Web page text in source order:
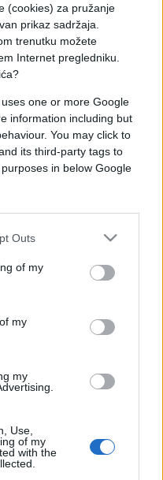
(cookies) za pružanje
prikaz sadržaja.
trenutku možete
Internet pregledniku.
one or more Google
information including but
You may click to
its third-party tags to
in below Google
Outs
of my
my
my
Use,
of my
with the
od prerane smrti.
veoma je važna da
o 10.000 koraka
marketinške
Međutim, nijedan
efekte ovog
studija u kojima je
sa četiri
je za ljude različite
dnevno zapravo
da svakodnevno
produži život.
rizik od prerane
6.000 do 8.000
dnevno se
naprave toliko
hodaju manje.
nikakvu